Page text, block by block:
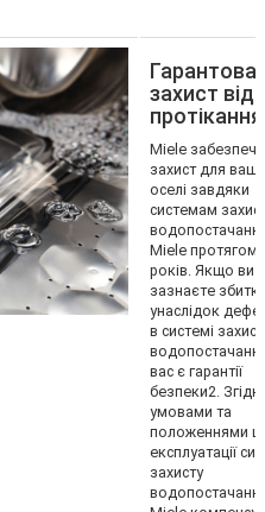
захист від
Miele
захист для
оселі завдяки
системам
Miele протягом
років. Якщо ви
зазнаєте
унаслідок
в системі
вас є гарантії
безпеки2.
умовами та
положеннями
експлуатації
захисту